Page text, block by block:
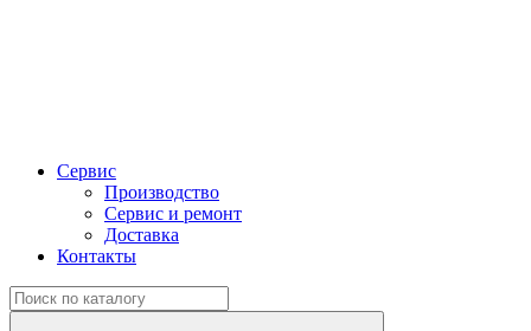
Сервис
Производство
Сервис и ремонт
Доставка
Контакты